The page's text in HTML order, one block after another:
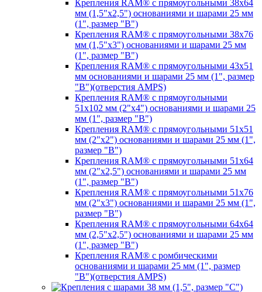
Крепления RAM® с прямоугольными 38х64
мм (1,5"х2,5") основаниями и шарами 25 мм
(1", размер "B")
Крепления RAM® с прямоугольными 38х76
мм (1,5"х3") основаниями и шарами 25 мм
(1", размер "B")
Крепления RAM® с прямоугольными 43x51
мм основаниями и шарами 25 мм (1", размер
"B")(отверстия AMPS)
Крепления RAM® с прямоугольными
51х102 мм (2"х4") основаниями и шарами 25
мм (1", размер "B")
Крепления RAM® с прямоугольными 51х51
мм (2"х2") основаниями и шарами 25 мм (1",
размер "B")
Крепления RAM® с прямоугольными 51х64
мм (2"х2,5") основаниями и шарами 25 мм
(1", размер "B")
Крепления RAM® с прямоугольными 51х76
мм (2"х3") основаниями и шарами 25 мм (1",
размер "B")
Крепления RAM® с прямоугольными 64х64
мм (2,5"х2,5") основаниями и шарами 25 мм
(1", размер "B")
Крепления RAM® с ромбическими
основаниями и шарами 25 мм (1", размер
"B")(отверстия AMPS)